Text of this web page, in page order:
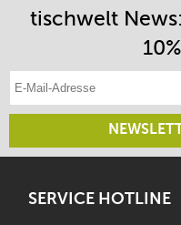
tischwelt
E-Mail-Adresse eintragen
SERVICE HOTLINE